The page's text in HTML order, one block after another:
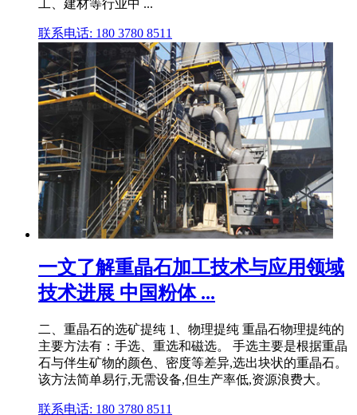
工、建材等行业中 ...
联系电话: 180 3780 8511
一文了解重晶石加工技术与应用领域
技术进展 中国粉体 ...
二、重晶石的选矿提纯 1、物理提纯 重晶石物理提纯的
主要方法有：手选、重选和磁选。 手选主要是根据重晶
石与伴生矿物的颜色、密度等差异,选出块状的重晶石。
该方法简单易行,无需设备,但生产率低,资源浪费大。
联系电话: 180 3780 8511